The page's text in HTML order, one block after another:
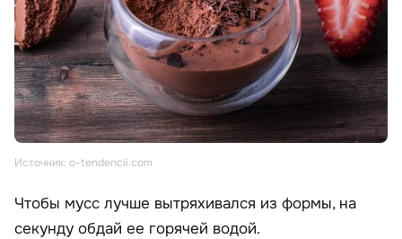
Источник: o-tendencii.com
Чтобы мусс лучше вытряхивался из формы, на
секунду обдай ее горячей водой.